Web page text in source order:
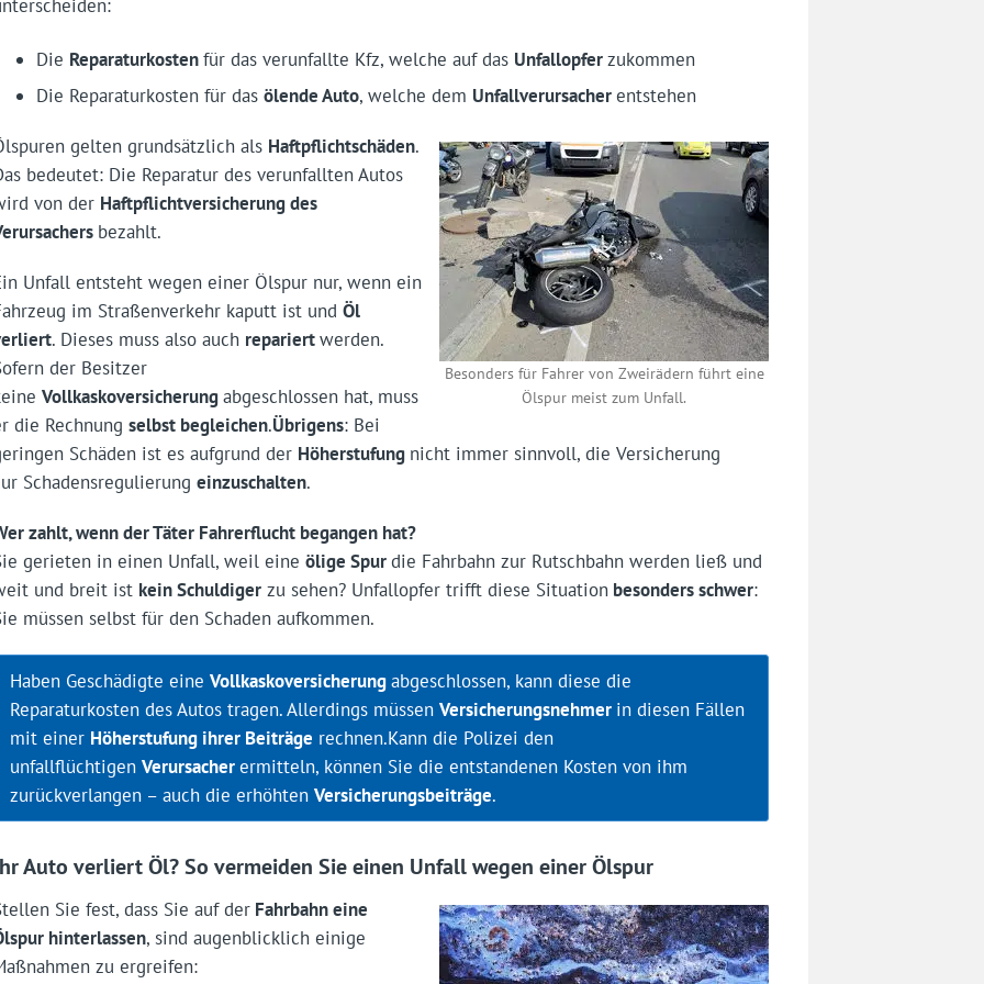
Die Reparaturkostenfür das verunfallte Kfz, welche auf das Unfallopferzukommen
Die Reparaturkosten für das ölende Auto, welche dem Unfallverursacherentstehen
Besonders für Fahrer von Zweirädern führt eine
Ölspur meist zum Unfall.
gelten grundsätzlich als Haftpflichtschäden.
bedeutet: Die Reparatur des verunfallten Autos
von der Haftpflichtversicherung des
bezahlt.
Unfall entsteht wegen einer Ölspur nur, wenn ein
im Straßenverkehr kaputt ist und Öl
. Dieses muss also auch repariertwerden.
der Besitzer
Vollkaskoversicherungabgeschlossen hat, muss
die Rechnung selbst begleichen.Übrigens: Bei
Schäden ist es aufgrund der Höherstufung nicht immer sinnvoll, die Versicherung
Schadensregulierung einzuschalten.
zahlt, wenn der Täter Fahrerflucht begangen hat?
gerieten in einen Unfall, weil eine ölige Spurdie Fahrbahn zur Rutschbahn werden ließ und
und breit ist kein Schuldigerzu sehen? Unfallopfer trifft diese Situationbesonders schwer:
müssen selbst für den Schaden aufkommen.
Haben Geschädigte eine Vollkaskoversicherungabgeschlossen, kann diese die
Reparaturkosten des Autos tragen. Allerdings müssen Versicherungsnehmer in diesen Fällen
mit einer Höherstufung ihrer Beiträge rechnen.Kann die Polizei den
unfallflüchtigen Verursacherermitteln, können Sie die entstandenen Kosten von ihm
zurückverlangen – auch die erhöhten Versicherungsbeiträge.
Auto verliert Öl? So vermeiden Sie einen Unfall wegen einer Ölspur
Sie fest, dass Sie auf derFahrbahn eine
hinterlassen, sind augenblicklich einige
zu ergreifen: